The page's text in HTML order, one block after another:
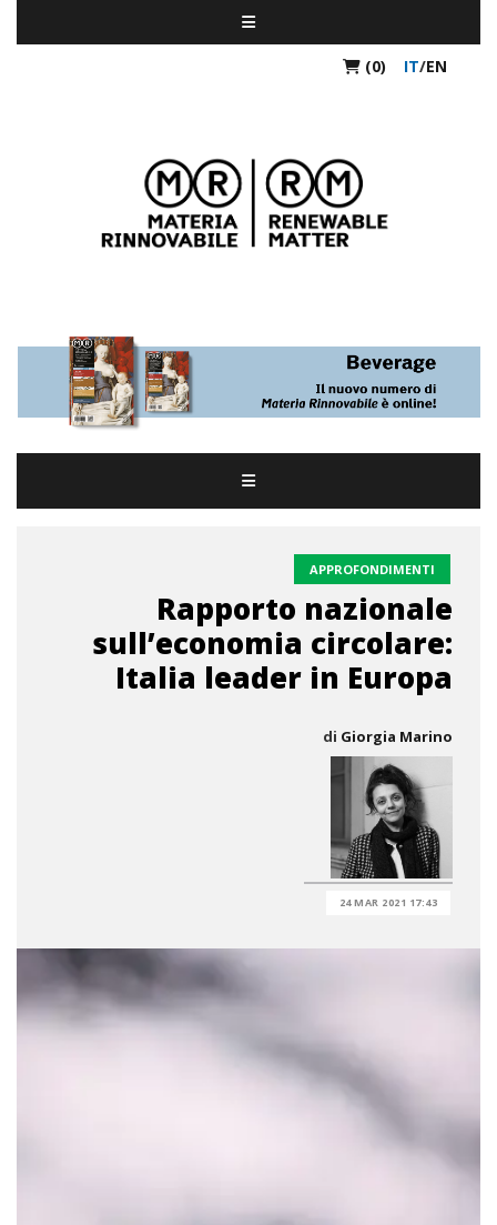
(0) IT/EN
APPROFONDIMENTI
Rapporto nazionale
sull’economia circolare:
Italia leader in Europa
di Giorgia Marino
24 MAR 2021 17:43